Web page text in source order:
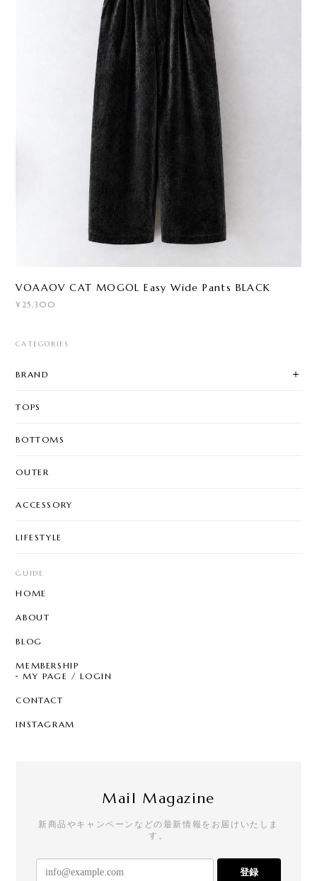
VOAAOV CAT MOGOL Easy Wide Pants BLACK
¥25,300
CATEGORIES
BRAND
TOPS
BOTTOMS
OUTER
ACCESSORY
LIFESTYLE
GUIDE
HOME
ABOUT
BLOG
MEMBERSHIP
MY PAGE / LOGIN
CONTACT
INSTAGRAM
Mail Magazine
新商品やキャンペーンなどの最新情報をお届けいたしま
す。
登録